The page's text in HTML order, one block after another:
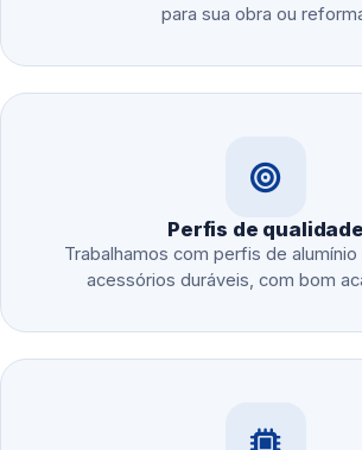
para sua obra ou
Perfis de qualidade
Trabalhamos com perfis de
acessórios duráveis, com bom